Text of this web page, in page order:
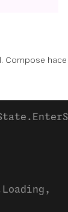
Compose